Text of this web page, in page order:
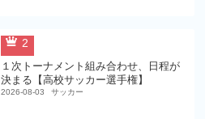
2
１次トーナメント組み合わせ、日程が
決まる【高校サッカー選手権】
2026-08-03 サッカー